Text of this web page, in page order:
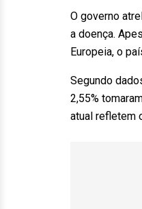
O governo
a doença.
Europeia, o
Segundo
2,55%
atual refletem